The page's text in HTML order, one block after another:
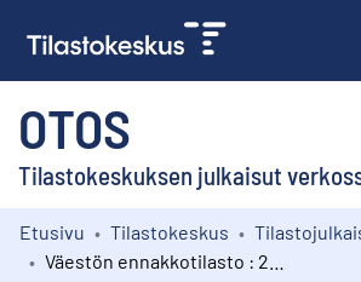
OTOS
Tilastokeskuksen julkaisut
Kokoelmat
Etusivu Tilastokeskus